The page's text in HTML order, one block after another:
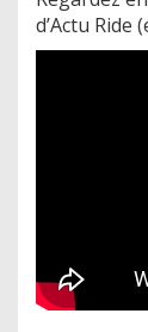
d’Actu